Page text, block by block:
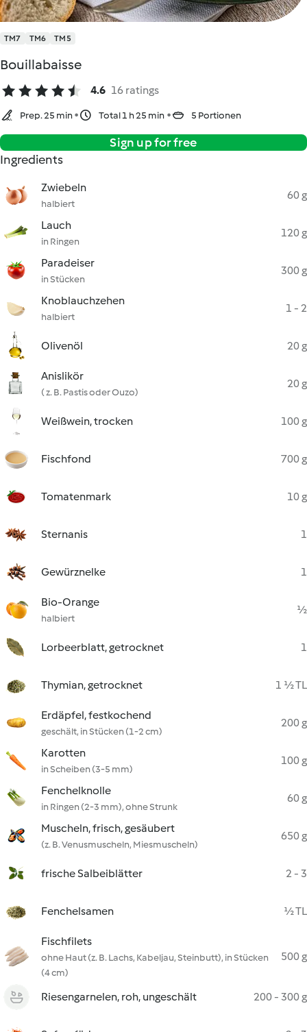
TM7 TM6 TM5
Bouillabaisse
4.6 16 ratings
Prep. 25 min Total 1 h 25 min 5 Portionen
Sign up for free
Ingredients
Zwiebeln
halbiert
60 g
Lauch
in Ringen
120 g
Paradeiser
in Stücken
300 g
Knoblauchzehen
halbiert
1 - 2
Olivenöl 20 g
Anislikör
( z. B. Pastis oder Ouzo)
20 g
Weißwein, trocken 100 g
Fischfond 700 g
Tomatenmark 10 g
Sternanis 1
Gewürznelke 1
Bio-Orange
halbiert
½
Lorbeerblatt, getrocknet 1
Thymian, getrocknet 1 ½ TL
Erdäpfel, festkochend
geschält, in Stücken (1-2 cm)
200 g
Karotten
in Scheiben (3-5 mm)
100 g
Fenchelknolle
in Ringen (2-3 mm), ohne Strunk
60 g
Muscheln, frisch, gesäubert
(z. B. Venusmuscheln, Miesmuscheln)
650 g
frische Salbeiblätter 2 - 3
Fenchelsamen ½ TL
Fischfilets
ohne Haut (z. B. Lachs, Kabeljau, Steinbutt), in Stücken
(4 cm)
500 g
Riesengarnelen, roh, ungeschält 200 - 300 g